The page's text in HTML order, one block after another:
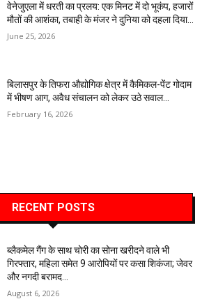
वेनेजुएला में धरती का प्रलय: एक मिनट में दो भूकंप, हजारों
मौतों की आशंका, तबाही के मंजर ने दुनिया को दहला दिया…
June 25, 2026
बिलासपुर के तिफरा औद्योगिक क्षेत्र में कैमिकल-पेंट गोदाम
में भीषण आग, अवैध संचालन को लेकर उठे सवाल…
February 16, 2026
RECENT POSTS
ब्लैकमेल गैंग के साथ चोरी का सोना खरीदने वाले भी
गिरफ्तार, महिला समेत 9 आरोपियों पर कसा शिकंजा; जेवर
और नगदी बरामद…
August 6, 2026